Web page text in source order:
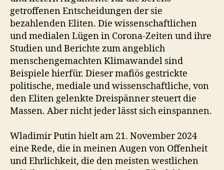
getroffenen Entscheidungen der sie
bezahlenden Eliten. Die wissenschaftlichen
und medialen Lügen in Corona-Zeiten und ihre
Studien und Berichte zum angeblich
menschengemachten Klimawandel sind
Beispiele hierfür. Dieser mafiös gestrickte
politische, mediale und wissenschaftliche, von
den Eliten gelenkte Dreispänner steuert die
Massen. Aber nicht jeder lässt sich einspannen.
Wladimir Putin hielt am 21. November 2024
eine Rede, die in meinen Augen von Offenheit
und Ehrlichkeit, die den meisten westlichen